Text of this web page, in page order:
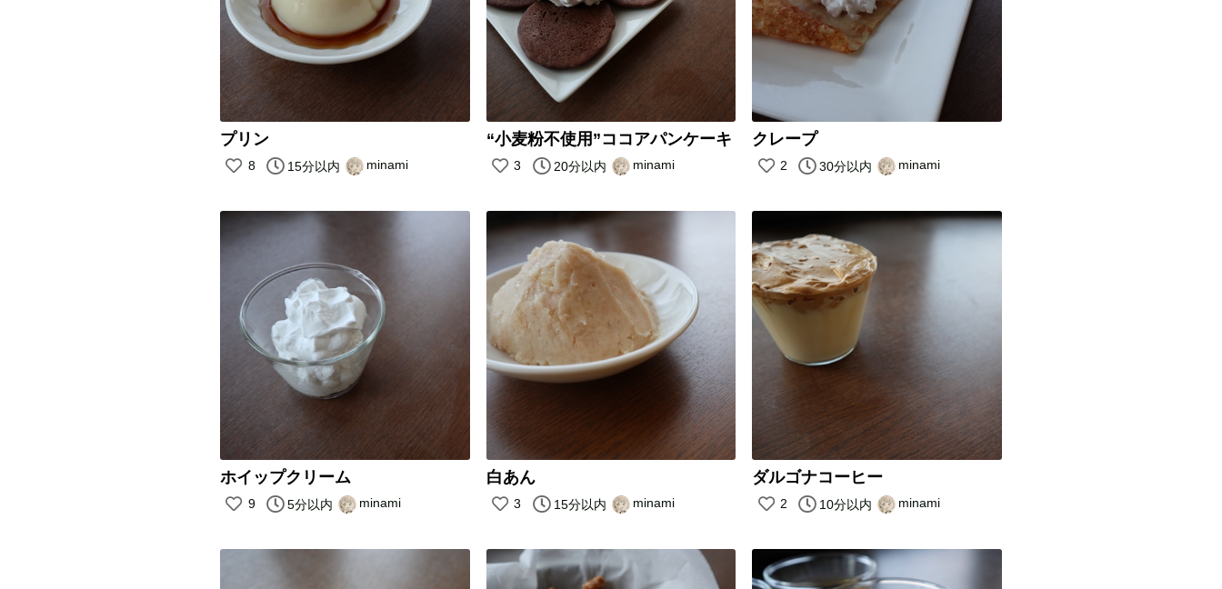
プリン
8 15分以内 minami
“小麦粉不使用”ココアパンケーキ
3 20分以内 minami
クレープ
2 30分以内 minami
ホイップクリーム
9 5分以内 minami
白あん
3 15分以内 minami
ダルゴナコーヒー
2 10分以内 minami